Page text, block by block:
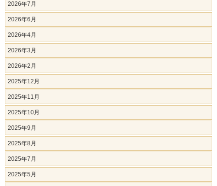
2026年7月
2026年6月
2026年4月
2026年3月
2026年2月
2025年12月
2025年11月
2025年10月
2025年9月
2025年8月
2025年7月
2025年5月